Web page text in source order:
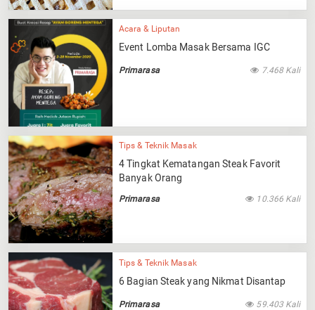
Acara & Liputan
Event Lomba Masak Bersama IGC
Primarasa 7.468 Kali
Tips & Teknik Masak
4 Tingkat Kematangan Steak Favorit
Banyak Orang
Primarasa 10.366 Kali
Tips & Teknik Masak
6 Bagian Steak yang Nikmat Disantap
Primarasa 59.403 Kali